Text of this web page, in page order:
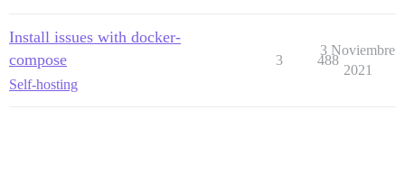
Install issues with docker-
compose
Self-hosting
3 488
3 Noviembre
2021